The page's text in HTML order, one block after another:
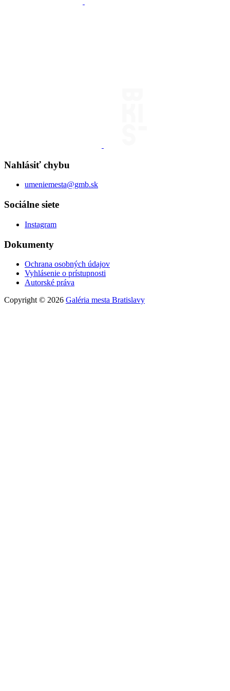
Nahlásiť chybu
umeniemesta@gmb.sk
Sociálne siete
Instagram
Dokumenty
Ochrana osobných údajov
Vyhlásenie o prístupnosti
Autorské práva
Copyright © 2026 Galéria mesta Bratislavy